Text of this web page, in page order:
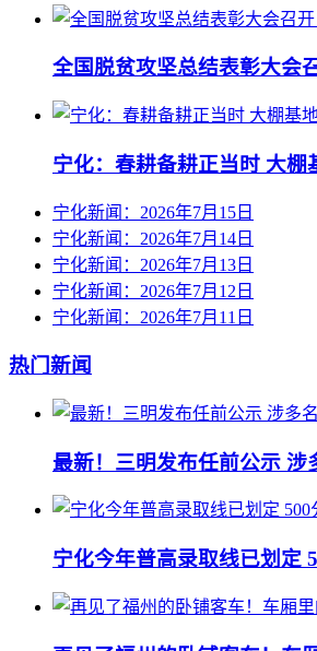
全国脱贫攻坚总结表彰大会
宁化：春耕备耕正当时 大棚
宁化新闻：2026年7月15日
宁化新闻：2026年7月14日
宁化新闻：2026年7月13日
宁化新闻：2026年7月12日
宁化新闻：2026年7月11日
热门新闻
最新！三明发布任前公示 涉
宁化今年普高录取线已划定